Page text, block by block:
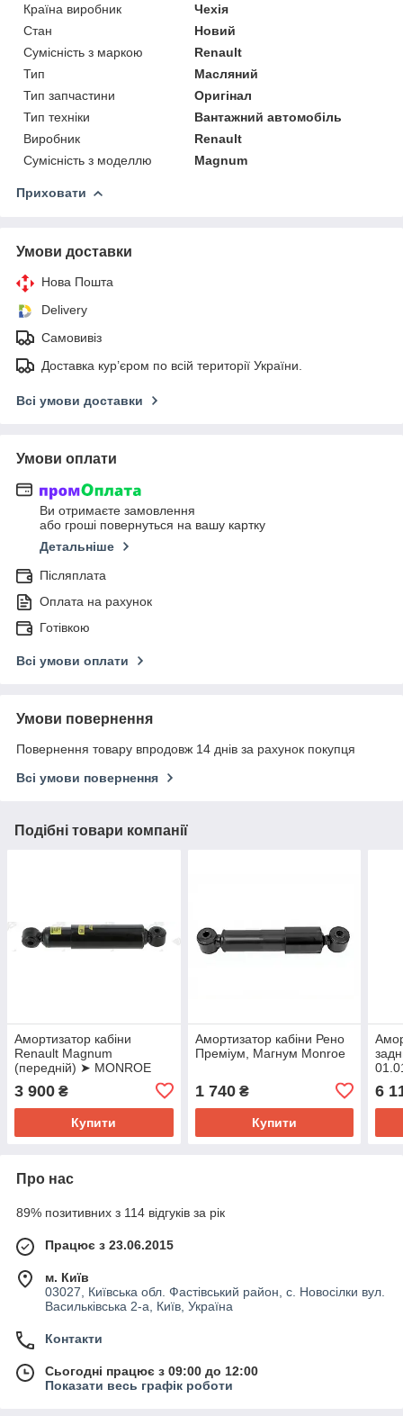
Країна виробник
Чехія
Стан
Новий
Сумісність з маркою
Renault
Тип
Масляний
Тип запчастини
Оригінал
Тип техніки
Вантажний автомобіль
Виробник
Renault
Сумісність з моделлю
Magnum
Приховати
Умови доставки
Нова Пошта
Delivery
Самовивіз
Доставка кур’єром по всій території України.
Всі умови доставки
Умови оплати
Ви отримаєте замовлення
або гроші повернуться на вашу картку
Детальніше
Післяплата
Оплата на рахунок
Готівкою
Всі умови оплати
Умови повернення
Повернення товару впродовж 14 днів за рахунок покупця
Всі умови повернення
Подібні товари компанії
Амортизатор кабіни
Renault Magnum
(передній) ➤ MONROE
3 900 ₴
Купити
Амортизатор кабіни Рено
Преміум, Магнум Monroe
1 740₴
Купити
6
Про нас
89% позитивних з 114 відгуків за рік
Працює з 23.06.2015
м. Київ
03027, Київська обл. Фастівський район, с. Новосілки вул.
Васильківська 2-а, Київ, Україна
Контакти
Сьогодні працює з 09:00 до 12:00
Показати весь графік роботи